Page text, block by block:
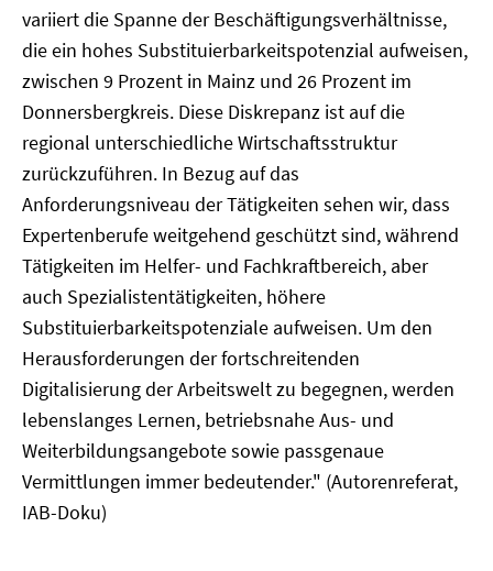
variiert die Spanne der Beschäftigungsverhältnisse,
die ein hohes Substituierbarkeitspotenzial aufweisen,
zwischen 9 Prozent in Mainz und 26 Prozent im
Donnersbergkreis. Diese Diskrepanz ist auf die
regional unterschiedliche Wirtschaftsstruktur
zurückzuführen. In Bezug auf das
Anforderungsniveau der Tätigkeiten sehen wir, dass
Expertenberufe weitgehend geschützt sind, während
Tätigkeiten im Helfer- und Fachkraftbereich, aber
auch Spezialistentätigkeiten, höhere
Substituierbarkeitspotenziale aufweisen. Um den
Herausforderungen der fortschreitenden
Digitalisierung der Arbeitswelt zu begegnen, werden
lebenslanges Lernen, betriebsnahe Aus- und
Weiterbildungsangebote sowie passgenaue
Vermittlungen immer bedeutender." (Autorenreferat,
IAB-Doku)